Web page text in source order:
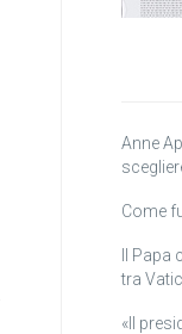
Anne
Come
Il
tra
«Il